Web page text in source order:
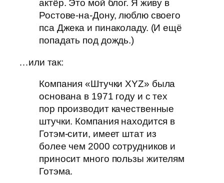
актёр. Это мой блог. Я живу в
Ростове-на-Дону, люблю своего
пса Джека и пинаколаду. (И ещё
попадать под дождь.)
…или так:
Компания «Штучки XYZ» была
основана в 1971 году и с тех
пор производит качественные
штучки. Компания находится в
Готэм-сити, имеет штат из
более чем 2000 сотрудников и
приносит много пользы жителям
Готэма.